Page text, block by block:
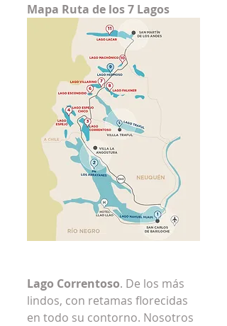
Mapa Ruta de los 7 Lagos
Lago Correntoso. De los más
lindos, con retamas florecidas
en todo su contorno. Nosotros